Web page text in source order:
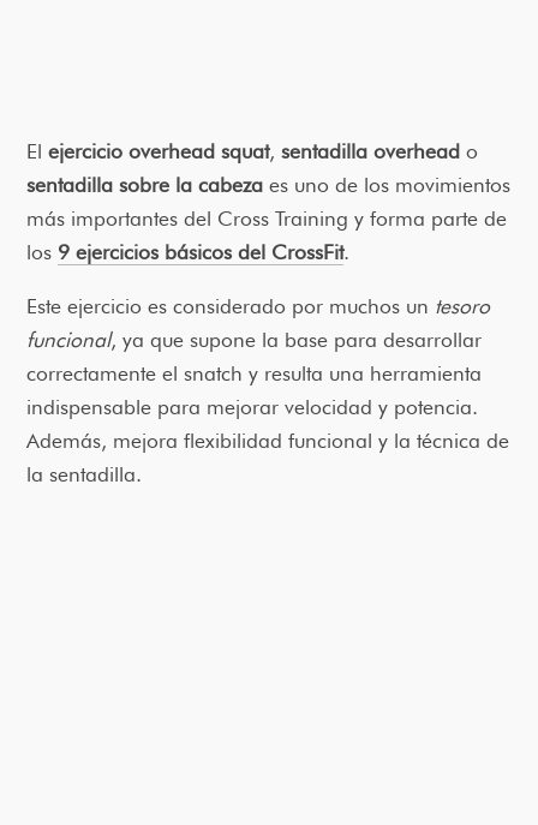
El ejercicio overhead squat, sentadilla overheado
sentadilla sobre la cabezaes uno de los movimientos
más importantes del Cross Training y forma parte de
los 9 ejercicios básicos del CrossFit.
Este ejercicio es considerado por muchos un tesoro
funcional, ya que supone la base para desarrollar
correctamente el snatch y resulta una herramienta
indispensable para mejorar velocidad y potencia.
Además, mejora flexibilidad funcional y la técnica de
la sentadilla.